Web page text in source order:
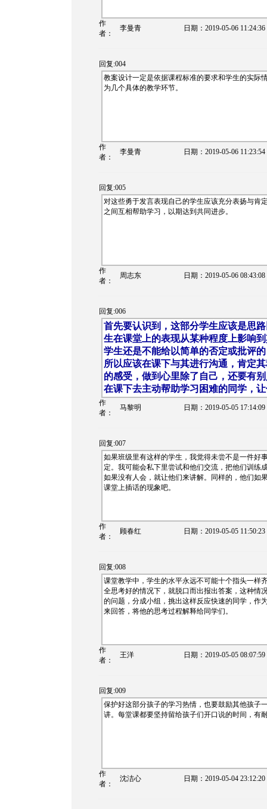
作
者：
李曼青 日期： 2019-05-06 11:24:36
回复:004
教案设计一定是依据课程标准的要求和学生的实际
为几个具体的教学环节。
作
者：
李曼青 日期： 2019-05-06 11:23:54
回复:005
对这些勇于发言表现自己的学生应该充分表扬与肯
之间互相帮助学习，以期达到共同进步。
作
者：
周志东 日期： 2019-05-06 08:43:08
回复:006
首先要认识到，这部分学生应该是思
生在课堂上的表现从某种程度上影响
学生还是不能给以简单的否定或批评
所以应该在课下与其进行沟通，肯定
的感受，做到心里除了自己，还要有
在课下去主动帮助学习困难的同学，
作
者：
马黎明 日期： 2019-05-05 17:14:09
回复:007
如果班级里有这样的学生，我觉得未尝不是一件好
定。我可能会私下里尝试和他们交流，把他们训练
如果没有人会，就让他们来讲解。同样的，他们如
课堂上插话的现象吧。
作
者：
顾春红 日期： 2019-05-05 11:50:23
回复:008
课堂教学中，学生的水平永远不可能十个指头一样
全思考好的情况下，就脱口而出报出答案，这种情
的问题，分成小组，挑出这样反应快速的同学，作
来回答，将他的思考过程解释给同学们。
作
者：
王洋 日期： 2019-05-05 08:07:59
回复:009
保护好这部分孩子的学习热情，也要鼓励其他孩子
讲。每堂课都要坚持留给孩子们开口说的时间，有
作
者：
沈洁心 日期： 2019-05-04 23:12:20